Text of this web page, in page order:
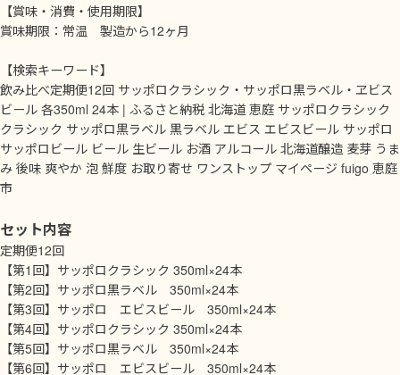
【賞味・消費・使用期限】
賞味期限：常温 製造から12ヶ月
【検索キーワード】
飲み比べ定期便12回 サッポロクラシック・サッポロ黒ラベル・ヱビス
ビール 各350ml 24本 | ふるさと納税 北海道 恵庭 サッポロクラシック
クラシック サッポロ黒ラベル 黒ラベル エビス エビスビール サッポロ
サッポロビール ビール 生ビール お酒 アルコール 北海道醸造 麦芽 うま
み 後味 爽やか 泡 鮮度 お取り寄せ ワンストップ マイページ fuigo 恵庭
市
セット内容
定期便12回
【第1回】サッポロクラシック 350ml×24本
【第2回】サッポロ黒ラベル 350ml×24本
【第3回】サッポロ エビスビール 350ml×24本
【第4回】サッポロクラシック 350ml×24本
【第5回】サッポロ黒ラベル 350ml×24本
【第6回】サッポロ エビスビール 350ml×24本